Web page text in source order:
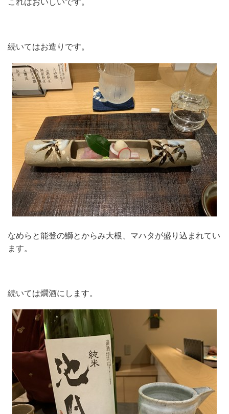
これはおいしいです。
続いてはお造りです。
なめらと能登の鰤とからみ大根、マハタが盛り込まれてい
ます。
続いては燗酒にします。